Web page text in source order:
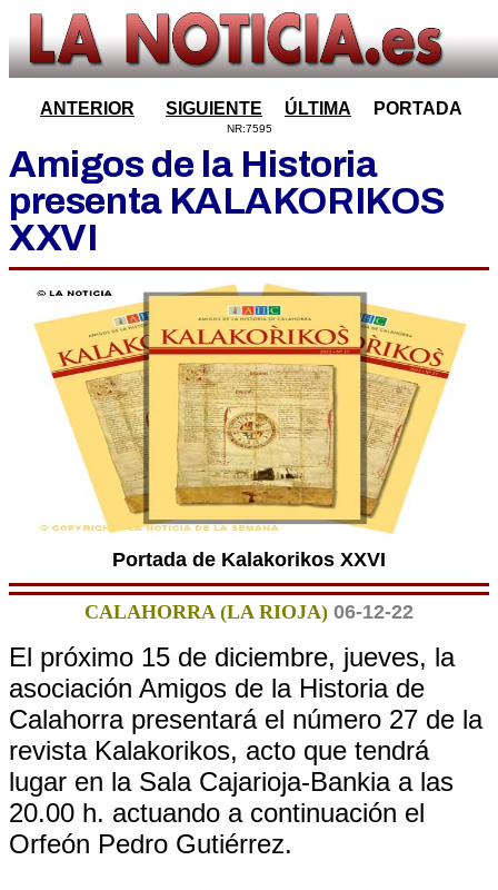
ANTERIOR SIGUIENTE ÚLTIMA PORTADA
NR:7595
Amigos de la Historia
presenta KALAKORIKOS
XXVI
Portada de Kalakorikos XXVI
CALAHORRA (LA RIOJA) 06-12-22
El próximo 15 de diciembre, jueves, la
asociación Amigos de la Historia de
Calahorra presentará el número 27 de la
revista Kalakorikos, acto que tendrá
lugar en la Sala Cajarioja-Bankia a las
20.00 h. actuando a continuación el
Orfeón Pedro Gutiérrez.